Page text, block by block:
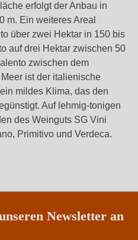
erfolgt der Anbau in
m. Ein weiteres Areal
über zwei Hektar in 150 bis
auf drei Hektar zwischen 50
zwischen dem
ist der italienische
mildes Klima, das den
Auf lehmig-tonigen
des Weinguts SG Vini
Primitivo und Verdeca.
Newsletter an